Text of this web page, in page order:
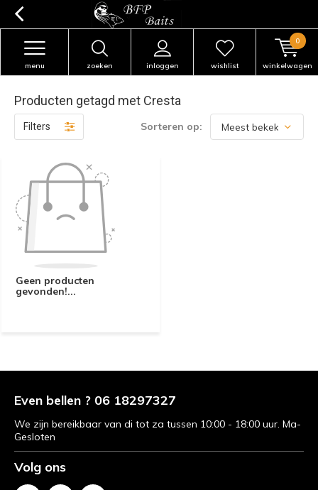
zoeken inloggen
menu wishlist winkelwagen
0
Producten getagd met Cresta
Filters Sorteren op:
Geen producten
gevonden!...
Even bellen ? 06 18297327
We zijn bereikbaar van di tot za tussen 10:00 - 18:00 uur. Ma-
Gesloten
Volg ons